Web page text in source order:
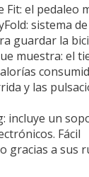
Fit: el pedaleo
sistema
guardar la
muestra: el
y las
incluye un
Fácil
gracias a sus